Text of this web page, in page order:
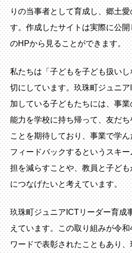
りの当事者として育成し、郷土
す。作成したサイトは実際に公
のHPから見ることができます。
私たちは「子どもを子ども扱い
切にしています。玖珠町ジュニ
加している子どもたちには、事
能力を学校に持ち帰って、友だ
ことを期待しており、事業で学
フィードバックするというスキ
担を減らすことや、教員と子ど
につなげたいと考えています。
玖珠町ジュニアICTリーダー育成
えています。この取り組みが令
ワードで表彰されたこともあり